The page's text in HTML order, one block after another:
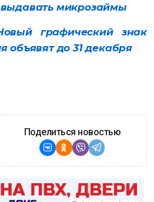
микрозаймы
графический знак
объявят до 31 декабря
Поделиться новостью